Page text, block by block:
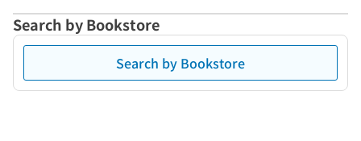
Search by Bookstore
Search by Bookstore